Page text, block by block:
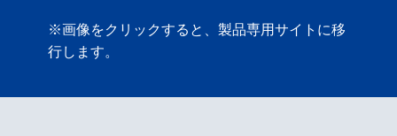
※画像をクリックすると、製品専用サイトに移
行します。